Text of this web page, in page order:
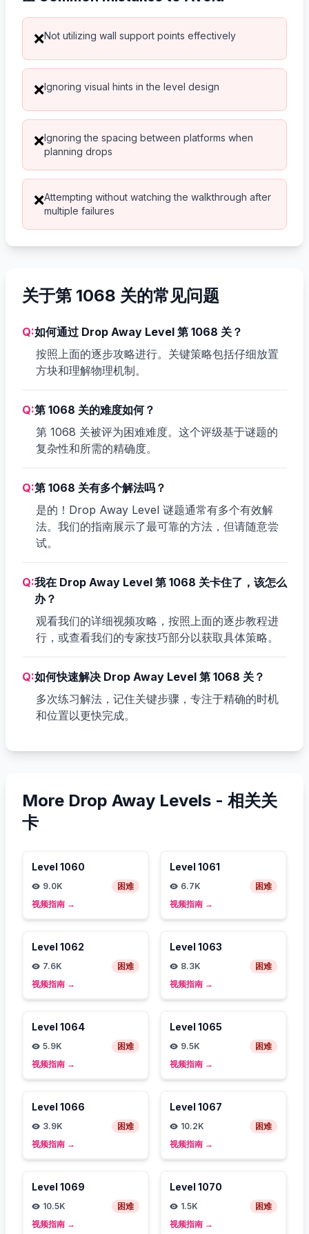
❌Not utilizing wall support points effectively
❌Ignoring visual hints in the level design
❌Ignoring the spacing between platforms when
planning drops
❌Attempting without watching the walkthrough after
multiple failures
关于第 1068 关的常见问题
Q:如何通过 Drop Away Level 第 1068 关？
按照上面的逐步攻略进行。关键策略包括仔细放置
方块和理解物理机制。
Q:第 1068 关的难度如何？
第 1068 关被评为困难难度。这个评级基于谜题的
复杂性和所需的精确度。
Q:第 1068 关有多个解法吗？
是的！Drop Away Level 谜题通常有多个有效解
法。我们的指南展示了最可靠的方法，但请随意尝
试。
Q:我在 Drop Away Level 第 1068 关卡住了，该怎么
办？
观看我们的详细视频攻略，按照上面的逐步教程进
行，或查看我们的专家技巧部分以获取具体策略。
Q:如何快速解决 Drop Away Level 第 1068 关？
多次练习解法，记住关键步骤，专注于精确的时机
和位置以更快完成。
More Drop Away Levels - 相关关
卡
Level 1060
9.0K
困难
视频指南 →
Level 1061
6.7K
困难
视频指南 →
Level 1062
7.6K
困难
视频指南 →
Level 1063
8.3K
困难
视频指南 →
Level 1064
5.9K
困难
视频指南 →
Level 1065
9.5K
困难
视频指南 →
Level 1066
3.9K
困难
视频指南 →
Level 1067
10.2K
困难
视频指南 →
Level 1069
10.5K
困难
视频指南 →
Level 1070
1.5K
困难
视频指南 →